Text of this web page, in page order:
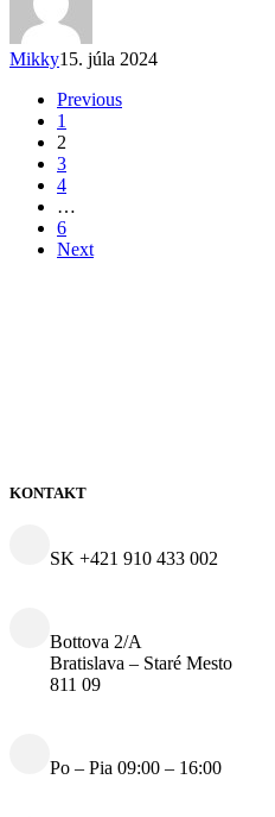
Mikky15. júla 2024
Previous
1
2
3
4
…
6
Next
KONTAKT
SK +421 910 433 002
Bottova 2/A
Bratislava – Staré Mesto
811 09
Po – Pia 09:00 – 16:00